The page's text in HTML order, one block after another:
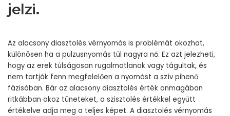
jelzi.
Az alacsony diasztolés vérnyomás is problémát okozhat,
különösen ha a pulzusnyomás túl nagyra nő. Ez azt jelezheti,
hogy az erek túlságosan rugalmatlanok vagy tágultak, és
nem tartják fenn megfelelően a nyomást a szív pihenő
fázisában. Bár az alacsony diasztolés érték önmagában
ritkábban okoz tüneteket, a szisztolés értékkel együtt
értékelve adja meg a teljes képet. A diasztolés vérnyomás